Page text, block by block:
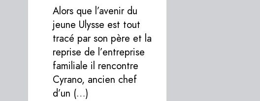
Alors que l’avenir du
jeune Ulysse est tout
tracé par son père et la
reprise de l’entreprise
familiale il rencontre
Cyrano, ancien chef
d’un (…)